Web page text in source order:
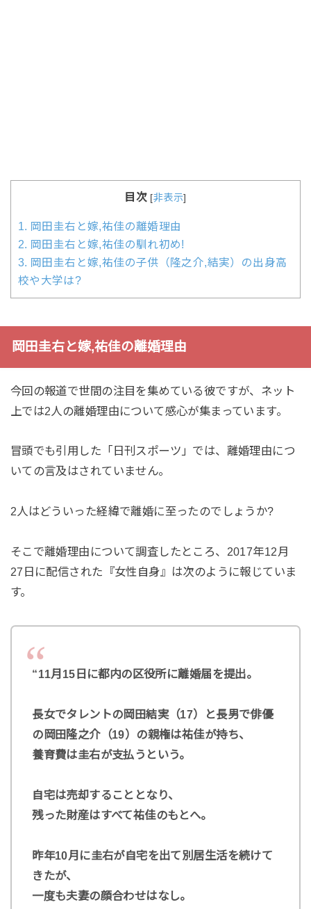
目次 [非表示]
1. 岡田圭右と嫁,祐佳の離婚理由
2. 岡田圭右と嫁,祐佳の馴れ初め!
3. 岡田圭右と嫁,祐佳の子供（隆之介,結実）の出身高
校や大学は?
岡田圭右と嫁,祐佳の離婚理由
今回の報道で世間の注目を集めている彼ですが、ネット
上では2人の離婚理由について感心が集まっています。
冒頭でも引用した「日刊スポーツ」では、離婚理由につ
いての言及はされていません。
2人はどういった経緯で離婚に至ったのでしょうか?
そこで離婚理由について調査したところ、2017年12月
27日に配信された『女性自身』は次のように報じていま
す。
“11月15日に都内の区役所に離婚届を提出。
長女でタレントの岡田結実（17）と長男で俳優
の岡田隆之介（19）の親権は祐佳が持ち、
養育費は圭右が支払うという。
自宅は売却することとなり、
残った財産はすべて祐佳のもとへ。
昨年10月に圭右が自宅を出て別居生活を続けて
きたが、
一度も夫妻の顔合わせはなし。